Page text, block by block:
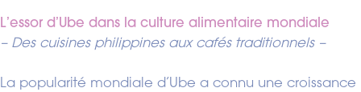
L’essor d’Ube dans la culture alimentaire mondiale
– Des cuisines philippines aux cafés traditionnels –
La popularité mondiale d’Ube a connu une croissance